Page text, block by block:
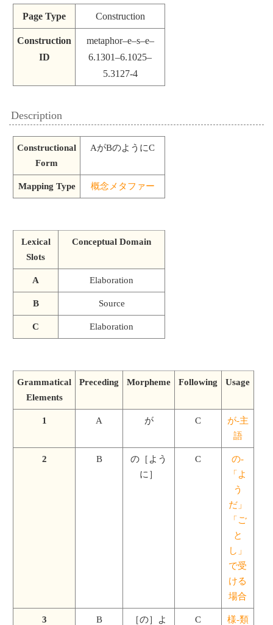
Page Type Construction
Construction
ID
metaphor–e–s–e–
6.1301–6.1025–
5.3127-4
Description
Constructional
Form
AがBのようにC
Mapping Type 概念メタファー
Lexical
Slots
Conceptual Domain
A Elaboration
B Source
C Elaboration
Grammatical
Elements
Preceding Morpheme Following Usage
1 A が C
が-主
語
2 B
の［よう
に］
C
の-
「よ
う
だ」
「ご
と
し」
で受
ける
場合
3 B
［の］よ
C
様-類